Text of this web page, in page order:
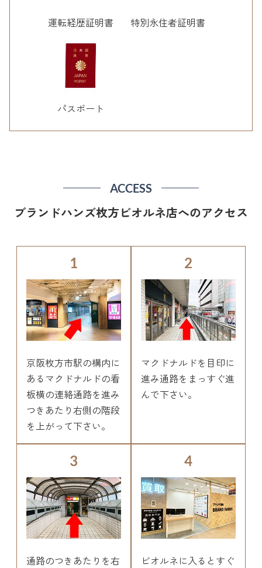
運転経歴証明書 特別永住者証明書
パスポート
ACCESS
ブランドハンズ枚方ビオルネ店へのアクセス
1
京阪枚方市駅の構内に
あるマクドナルドの看
板横の連絡通路を進み
つきあたり右側の階段
を上がって下さい。
2
マクドナルドを目印に
進み通路をまっすぐ進
んで下さい。
3
通路のつきあたりを右
4
ビオルネに入るとすぐ